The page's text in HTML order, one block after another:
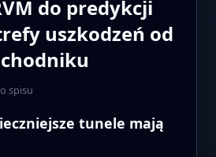
do predykcji
uszkodzeń od
spisu
tunele mają